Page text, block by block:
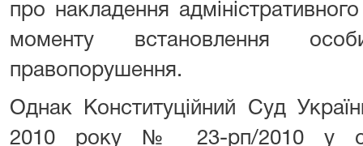
про накладення
моменту встановлення
правопорушення.
Однак Конституційний Суд
2010 року № 23-рп/2010 у